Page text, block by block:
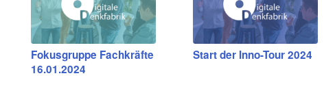
Fokusgruppe Fachkräfte
16.01.2024
Start der Inno-Tour 2024